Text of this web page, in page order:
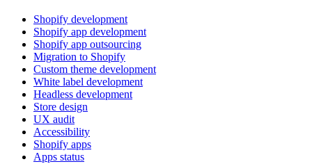
Shopify development
Shopify app development
Shopify app outsourcing
Migration to Shopify
Custom theme development
White label development
Headless development
Store design
UX audit
Accessibility
Shopify apps
Apps status